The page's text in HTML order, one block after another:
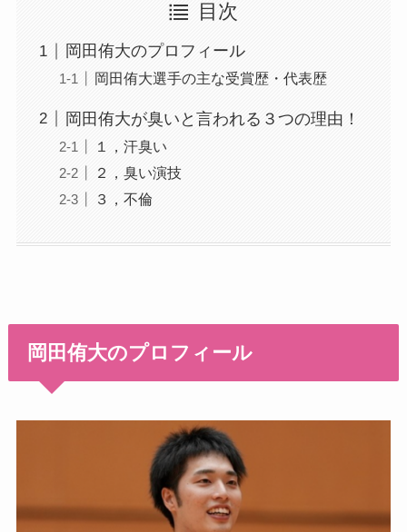
目次
岡田侑大のプロフィール
岡田侑大選手の主な受賞歴・代表歴
岡田侑大が臭いと言われる３つの理由！
１，汗臭い
２，臭い演技
３，不倫
岡田侑大のプロフィール